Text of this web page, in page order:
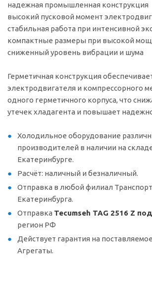
надежная промышленная конструкция
высокий пусковой момент
стабильная работа при интенсивной
компактные размеры при высокой
сниженный уровень вибрации и шума
Герметичная конструкция
электродвигателя и компрессорного
одного герметичного корпуса, что
утечек хладагента и повышает
Холодильное оборудование
производителей в наличии на
Екатеринбурге.
Расчёт: наличный и безналичный.
Отправка в любой филиал
Екатеринбурга.
Отправка Tecumseh TAG 2516 Z
регион РФ
Действует гарантия на
Агрегаты.